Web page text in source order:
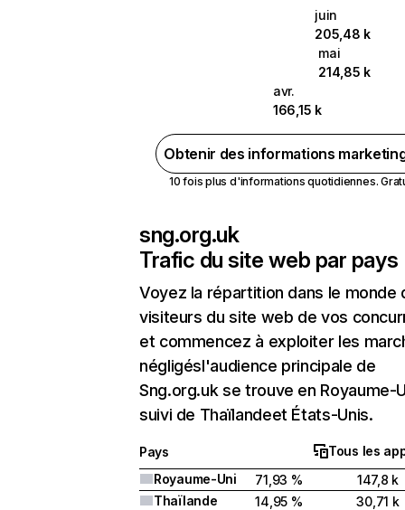
juin
205,48 k
mai
214,85 k
avr.
166,15 k
Obtenir des informations
10 fois plus d'informations quotidiennes.
sng.org.uk
Trafic du site web par pays
Voyez la répartition dans le monde
visiteurs du site web de vos
et commencez à exploiter les
négligésl'audience principale de
Sng.org.uk se trouve en Royaume-
suivi de Thaïlandeet États-Unis.
Pays
Tous les
Royaume-Uni
71,93 %
147,8 k
Thaïlande
14,95 %
30,71 k